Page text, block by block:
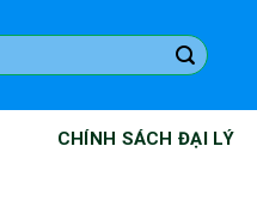
CHÍNH SÁCH ĐẠI LÝ